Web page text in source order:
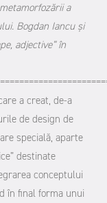
a
Bogdan Iancu și
adjective” în
a creat, de-a
de design de
specială, aparte
destinate
conceptului
în final forma unui